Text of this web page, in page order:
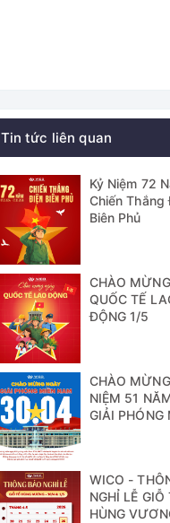
Tin tức liên quan
Kỷ Niệm 72
Chiến Thắng
Biên Phủ
CHÀO
QUỐC TẾ
ĐỘNG 1/5
CHÀO
NIỆM 51
GIẢI PHÓNG
WICO -
NGHỈ LỄ GIỖ
HÙNG